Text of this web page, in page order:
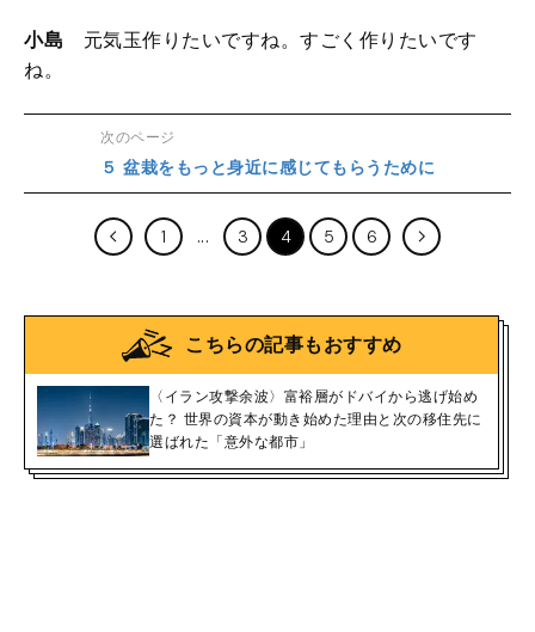
小島 元気玉作りたいですね。すごく作りたいです
ね。
次のページ
５ 盆栽をもっと身近に感じてもらうために
1 3 4 5 6
こちらの記事もおすすめ
〈イラン攻撃余波〉富裕層がドバイから逃げ始め
た？ 世界の資本が動き始めた理由と次の移住先に
選ばれた「意外な都市」